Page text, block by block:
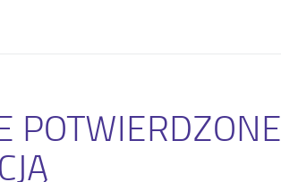
POTWIERDZONE